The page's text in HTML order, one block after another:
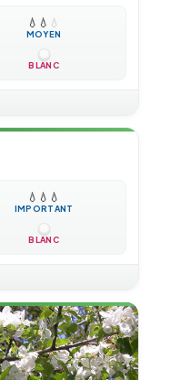
💧 💧 💧
MOYEN
BLANC
💧 💧 💧
IMPORTANT
BLANC